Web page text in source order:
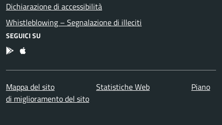
Dichiarazione di accessibilità
Whistleblowing – Segnalazione di illeciti
SEGUICI SU
App Android
App IOS
Mappa del sito Statistiche Web
Piano
di miglioramento del sito